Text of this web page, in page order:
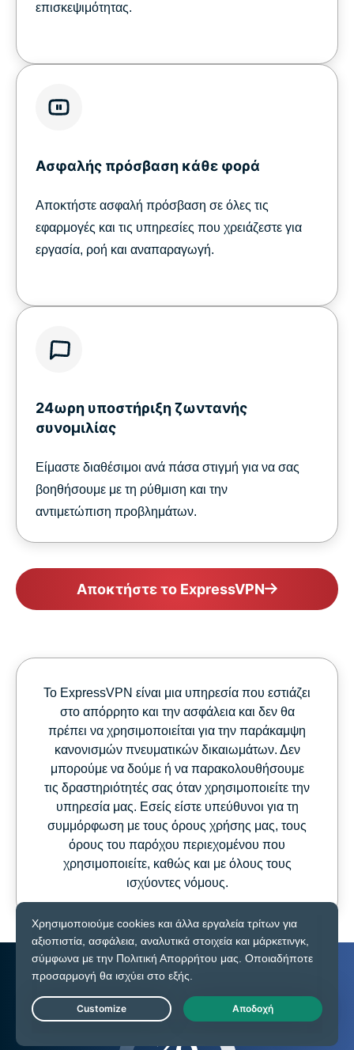
επισκεψιμότητας.
Ασφαλής πρόσβαση κάθε φορά
Αποκτήστε ασφαλή πρόσβαση σε όλες τις
εφαρμογές και τις υπηρεσίες που χρειάζεστε για
εργασία, ροή και αναπαραγωγή.
24ωρη υποστήριξη ζωντανής
συνομιλίας
Είμαστε διαθέσιμοι ανά πάσα στιγμή για να σας
βοηθήσουμε με τη ρύθμιση και την
αντιμετώπιση προβλημάτων.
Αποκτήστε το ExpressVPN
Το ExpressVPN είναι μια υπηρεσία που εστιάζει
στο απόρρητο και την ασφάλεια και δεν θα
πρέπει να χρησιμοποιείται για την παράκαμψη
κανονισμών πνευματικών δικαιωμάτων. Δεν
μπορούμε να δούμε ή να παρακολουθήσουμε
τις δραστηριότητές σας όταν χρησιμοποιείτε την
υπηρεσία μας. Εσείς είστε υπεύθυνοι για τη
συμμόρφωση με τους όρους χρήσης μας, τους
όρους του παρόχου περιεχομένου που
χρησιμοποιείτε, καθώς και με όλους τους
ισχύοντες νόμους.
Live Chat